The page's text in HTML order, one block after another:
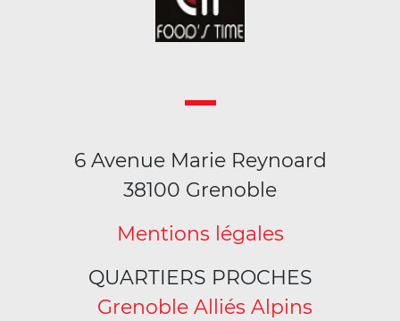
6 Avenue Marie Reynoard
38100 Grenoble
Mentions légales
QUARTIERS PROCHES
Grenoble Alliés Alpins